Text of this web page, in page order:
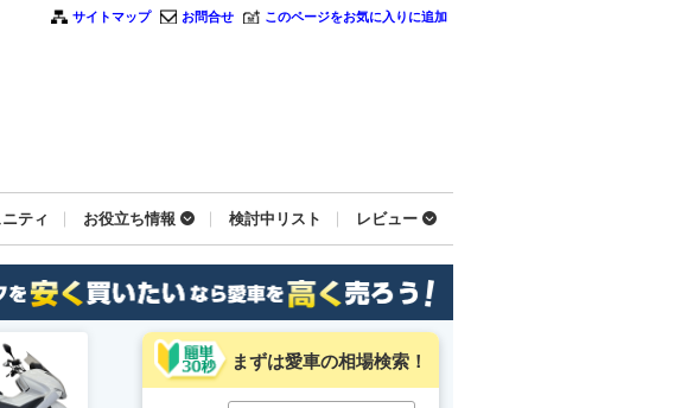
サイトマップ お問合せ このページをお気に入りに追加
ティ お役立ち情報 検討中リスト レビュー
まずは愛車の相場検索！